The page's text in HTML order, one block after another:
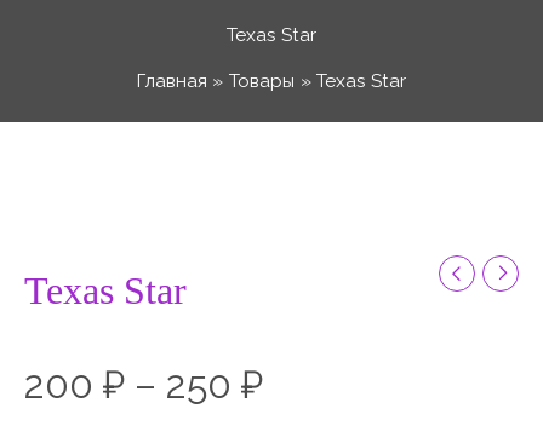
Texas Star
Главная
Товары Texas Star
Texas Star
200 ₽ – 250 ₽